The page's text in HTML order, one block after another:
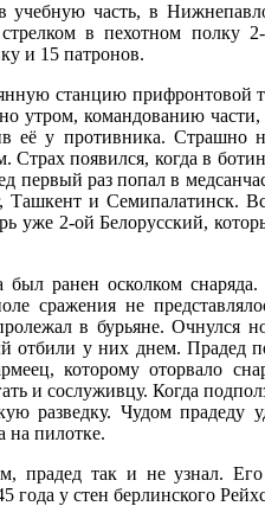
учебную часть, в
в пехотном
и 15 патронов.
станцию прифронтовой
утром, командованию
её у противника. Страшно
Страх появился, когда в
первый раз попал в
Ташкент и
уже 2-ой Белорусский,
ранен осколком
сражения не
в бурьяне.
отбили у них днем. Прадед
которому оторвало
и сослуживцу. Когда
разведку. Чудом прадеду
на пилотке.
прадед так и не узнал.
у стен берлинского